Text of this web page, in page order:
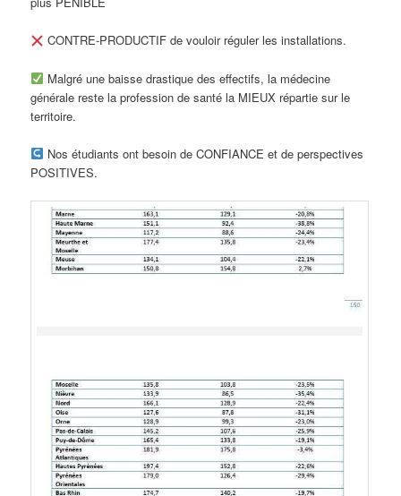
CONTRE-PRODUCTIF de vouloir réguler les installations.
Malgré une baisse drastique des effectifs, la médecine
générale reste la profession de santé la MIEUX répartie sur le
territoire.
Nos étudiants ont besoin de CONFIANCE et de perspectives
POSITIVES.